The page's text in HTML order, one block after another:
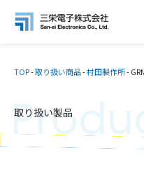
TOP-取り扱い商品-村田製作所-
取り扱い製品